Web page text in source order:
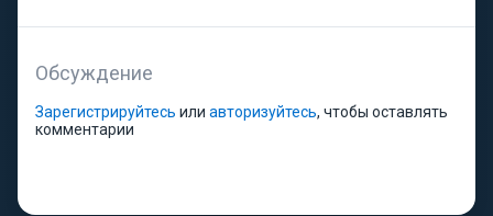
Обсуждение
Зарегистрируйтесь или авторизуйтесь, чтобы оставлять
комментарии